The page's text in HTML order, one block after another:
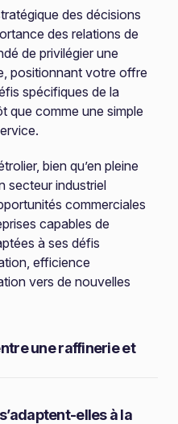
des décisions
des relations de
de privilégier une
positionnant votre offre
spécifiques de la
que comme une simple
bien qu’en pleine
secteur industriel
commerciales
capables de
à ses défis
efficience
vers de nouvelles
une raffinerie et
elles à la